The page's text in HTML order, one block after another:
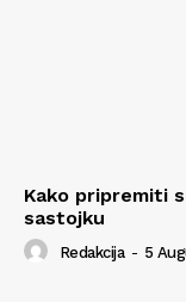
Kako pripremiti
sastojku
Redakcija - 5